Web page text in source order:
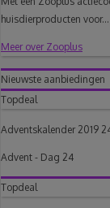
huisdierproducten voor...
Meer over Zooplus
Nieuwste aanbiedingen
Topdeal
Adventskalender 2019
Advent - Dag 24
Topdeal